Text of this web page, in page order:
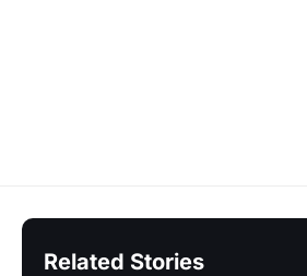
Related Stories